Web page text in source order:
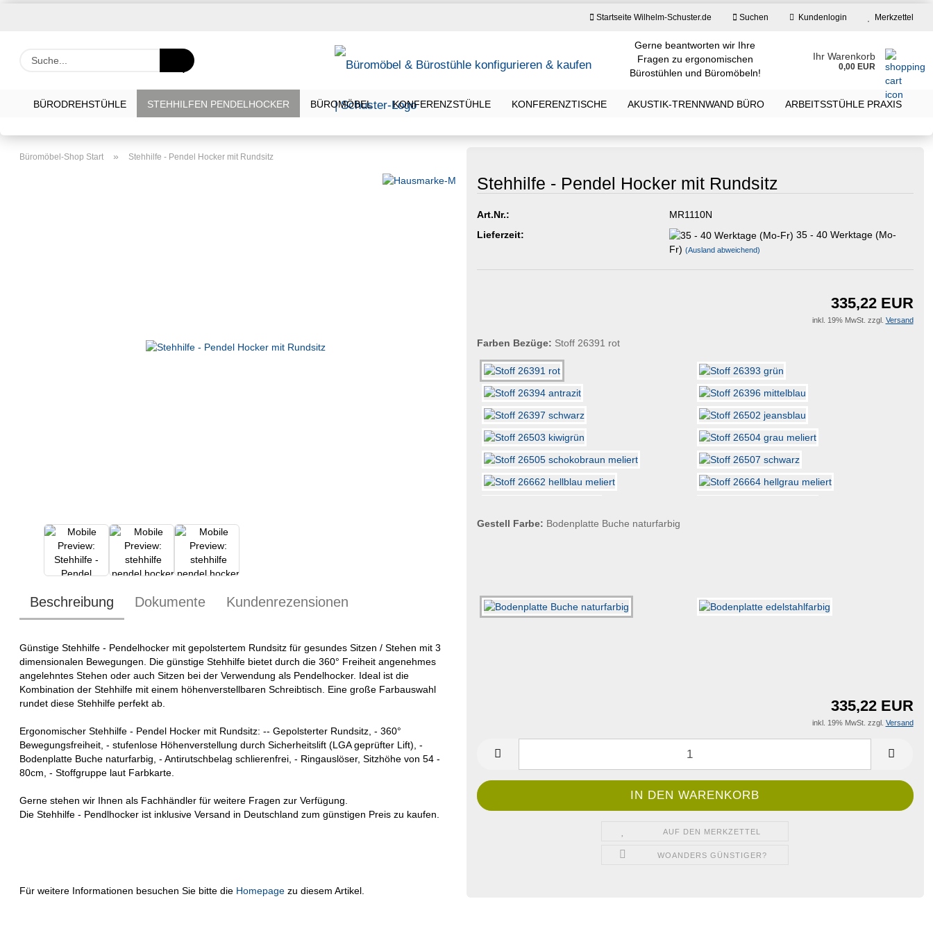
Startseite Wilhelm-Schuster.de Suchen Kundenlogin
Konto erstellen
Passwort vergessen?
Merkzettel
Suche...
Gerne beantworten wir Ihre
Fragen zu ergonomischen
Bürostühlen und Büromöbeln!
Ihr Warenkorb
0,00 EUR
BÜRODREHSTÜHLE STEHHILFEN PENDELHOCKER BÜROMÖBEL KONFERENZSTÜHLE KONFERENZTISCHE AKUSTIK-TRENNWAND BÜRO ARBEITSSTÜHLE PRAXIS
Büromöbel-Shop Start » Stehhilfe - Pendel Hocker mit Rundsitz
Stehhilfe - Pendel Hocker mit Rundsitz
Art.Nr.:
MR1110N
Lieferzeit:
35 - 40 Werktage (Mo-
Fr) (Ausland abweichend)
335,22 EUR
inkl. 19% MwSt. zzgl. Versand
Farben Bezüge: Stoff 26391 rot
Gestell Farbe: Bodenplatte Buche naturfarbig
335,22 EUR
inkl. 19% MwSt. zzgl. Versand
AUF DEN MERKZETTEL
WOANDERS GÜNSTIGER?
Beschreibung Dokumente Kundenrezensionen
Günstige Stehhilfe - Pendelhocker mit gepolstertem Rundsitz für gesundes Sitzen / Stehen mit 3
dimensionalen Bewegungen. Die günstige Stehhilfe bietet durch die 360° Freiheit angenehmes
angelehntes Stehen oder auch Sitzen bei der Verwendung als Pendelhocker. Ideal ist die
Kombination der Stehhilfe mit einem höhenverstellbaren Schreibtisch. Eine große Farbauswahl
rundet diese Stehhilfe perfekt ab.
Ergonomischer Stehhilfe - Pendel Hocker mit Rundsitz: -- Gepolsterter Rundsitz, - 360°
Bewegungsfreiheit, - stufenlose Höhenverstellung durch Sicherheitslift (LGA geprüfter Lift), -
Bodenplatte Buche naturfarbig, - Antirutschbelag schlierenfrei, - Ringauslöser, Sitzhöhe von 54 -
80cm, - Stoffgruppe laut Farbkarte.
Gerne stehen wir Ihnen als Fachhändler für weitere Fragen zur Verfügung.
Die Stehhilfe - Pendlhocker ist inklusive Versand in Deutschland zum günstigen Preis zu kaufen.
Für weitere Informationen besuchen Sie bitte die Homepage zu diesem Artikel.